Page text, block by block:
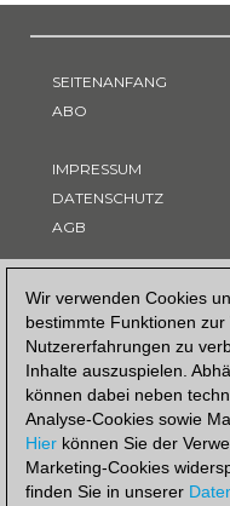
Wir verwenden Cookies
bestimmte Funktionen
Nutzererfahrungen zu
Inhalte auszuspielen.
können dabei neben
Analyse-Cookies sowie
Hier können Sie der
Marketing-Cookies
finden Sie in unserer
SEITENANFANG
ABO
IMPRESSUM
DATENSCHUTZ
AGB
ZAHLUNGSART